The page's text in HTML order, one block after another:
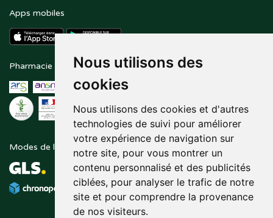
Nous utilisons des
cookies
Nous utilisons des cookies et d'autres
technologies de suivi pour améliorer
votre expérience de navigation sur
notre site, pour vous montrer un
contenu personnalisé et des publicités
ciblées, pour analyser le trafic de notre
site et pour comprendre la provenance
de nos visiteurs.
Apps mobiles
Pharmacie en ligne agréée Paiement sécurisé
Modes de livraison Suivez-nous sur